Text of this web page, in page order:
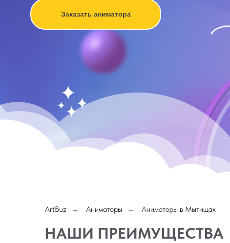
Заказать аниматора
ArtBuz → Аниматоры → Аниматоры в Мытищах
НАШИ ПРЕИМУЩЕСТВА